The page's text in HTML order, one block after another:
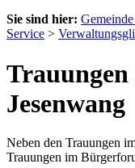
Sie sind hier:
Service >
Jesenwang
Neben den Trauungen
Trauungen im